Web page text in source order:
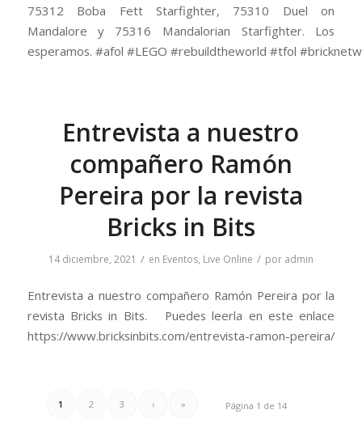
75312 Boba Fett Starfighter, 75310 Duel on
Mandalore y 75316 Mandalorian Starfighter. Los
esperamos. #afol #LEGO #rebuildtheworld #tfol
Entrevista a nuestro
compañero Ramón
Pereira por la revista
Bricks in Bits
14 diciembre, 2021 / en Eventos, Live Online / por admin
Entrevista a nuestro compañero Ramón Pereira por la
revista Bricks in Bits. Puedes leerla en este enlace
https://www.bricksinbits.com/entrevista-ramon-pereira/
Página 1 de 14
1 2 3 › »